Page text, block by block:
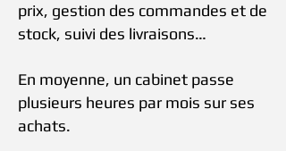
prix, gestion des commandes et de
stock, suivi des livraisons…
En moyenne, un cabinet passe
plusieurs heures par mois sur ses
achats.